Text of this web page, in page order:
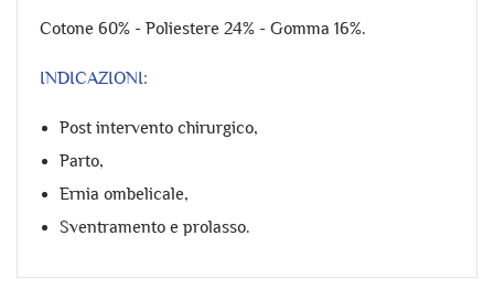
Cotone 60% - Poliestere 24% - Gomma 16%.
INDICAZIONI:
Post intervento chirurgico,
Parto,
Ernia ombelicale,
Sventramento e prolasso.